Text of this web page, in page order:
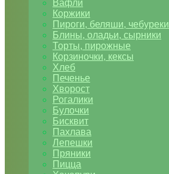
Вафли
Коржики
Пироги, беляши, чебуреки
Блины, оладьи, сырники
Торты, пирожные
Корзиночки, кексы
Хлеб
Печенье
Хворост
Рогалики
Булочки
Бисквит
Пахлава
Лепешки
Пряники
Пицца